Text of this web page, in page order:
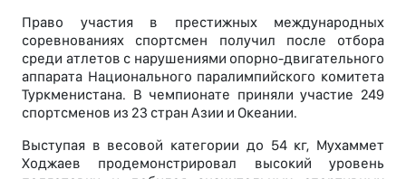
Право участия в престижных международных
соревнованиях спортсмен получил после отбора
среди атлетов с нарушениями опорно-двигательного
аппарата Национального паралимпийского комитета
Туркменистана. В чемпионате приняли участие 249
спортсменов из 23 стран Азии и Океании.
Выступая в весовой категории до 54 кг, Мухаммет
Ходжаев продемонстрировал высокий уровень